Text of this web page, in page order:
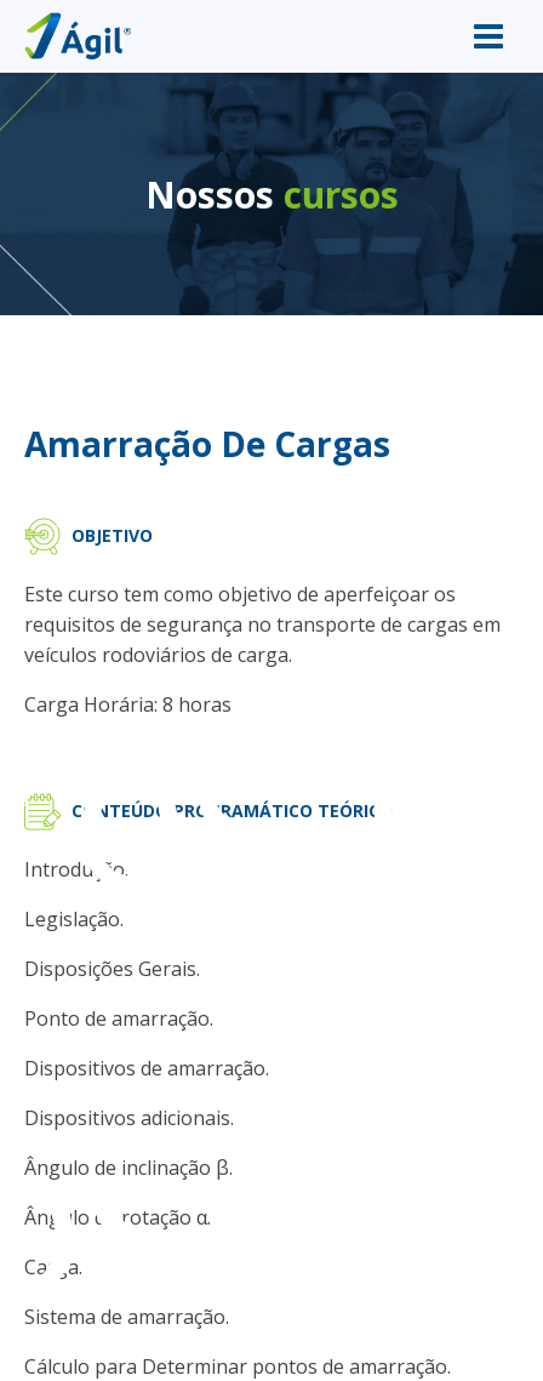
Nossos cursos
Amarração De Cargas
OBJETIVO
Este curso tem como objetivo de aperfeiçoar os
requisitos de segurança no transporte de cargas em
veículos rodoviários de carga.
Carga Horária: 8 horas
CONTEÚDO PROGRAMÁTICO TEÓRICO
Introdução.
Legislação.
Disposições Gerais.
Ponto de amarração.
Dispositivos de amarração.
Dispositivos adicionais.
Ângulo de inclinação β.
Ângulo de rotação α.
Carga.
Sistema de amarração.
Cálculo para Determinar pontos de amarração.